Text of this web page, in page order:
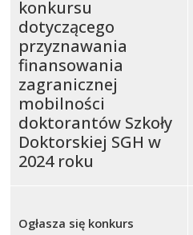
konkursu
dotyczącego
przyznawania
finansowania
zagranicznej
mobilności
doktorantów Szkoły
Doktorskiej SGH w
2024 roku
Ogłasza się konkurs